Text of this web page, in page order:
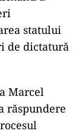
statului
de dictatură
Marcel
răspundere